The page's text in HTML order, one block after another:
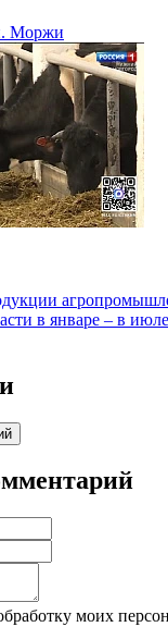
Моржи
в январе – в
моих